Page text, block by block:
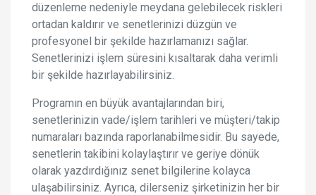
düzenleme nedeniyle meydana gelebilecek riskleri
ortadan kaldırır ve senetlerinizi düzgün ve
profesyonel bir şekilde hazırlamanızı sağlar.
Senetlerinizi işlem süresini kısaltarak daha verimli
bir şekilde hazırlayabilirsiniz.
Programın en büyük avantajlarından biri,
senetlerinizin vade/işlem tarihleri ve müşteri/takip
numaraları bazında raporlanabilmesidir. Bu sayede,
senetlerin takibini kolaylaştırır ve geriye dönük
olarak yazdırdığınız senet bilgilerine kolayca
ulaşabilirsiniz. Ayrıca, dilerseniz şirketinizin her bir